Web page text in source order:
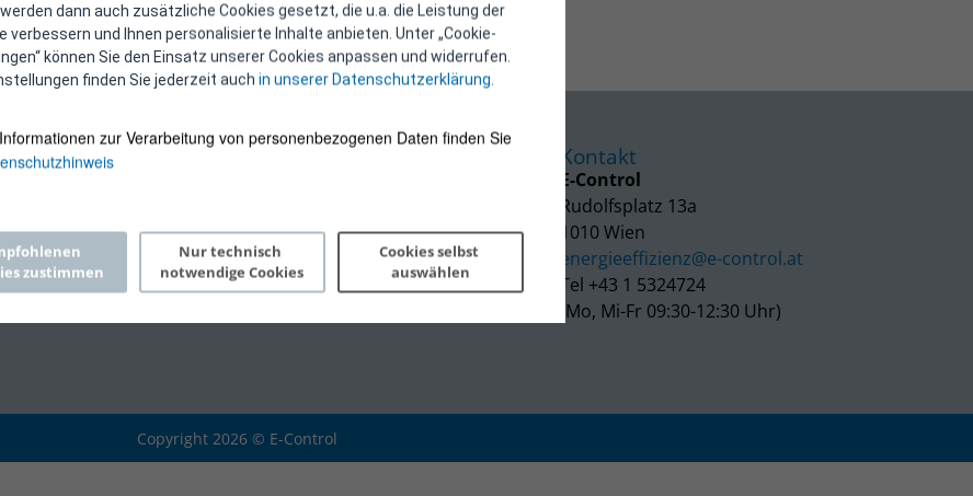
dann auch zusätzliche Cookies gesetzt, die u.a. die Leistung der
verbessern und Ihnen personalisierte Inhalte anbieten. Unter „Cookie-
können Sie den Einsatz unserer Cookies anpassen und widerrufen.
finden Sie jederzeit auch in unserer Datenschutzerklärung.
zur Verarbeitung von personenbezogenen Daten finden Sie
zustimmen
Nur technisch
notwendige Cookies
Cookies selbst
auswählen
Kontakt
E-Control
Rudolfsplatz 13a
1010 Wien
energieeffizienz@e-control.at
Tel +43 1 5324724
(Mo, Mi-Fr 09:30-12:30 Uhr)
Copyright 2026 © E-Control